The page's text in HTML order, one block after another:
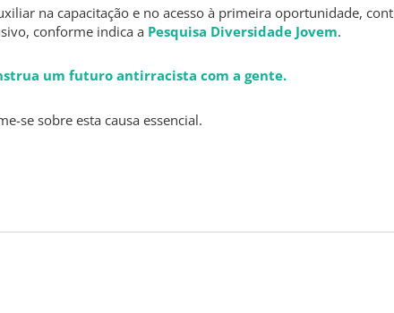
na capacitação e no acesso à primeira oportunidade,
conforme indica a Pesquisa Diversidade Jovem.
um futuro antirracista com a gente.
se sobre esta causa essencial.